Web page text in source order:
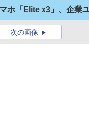
ホ「Elite x3」、企業
次の画像